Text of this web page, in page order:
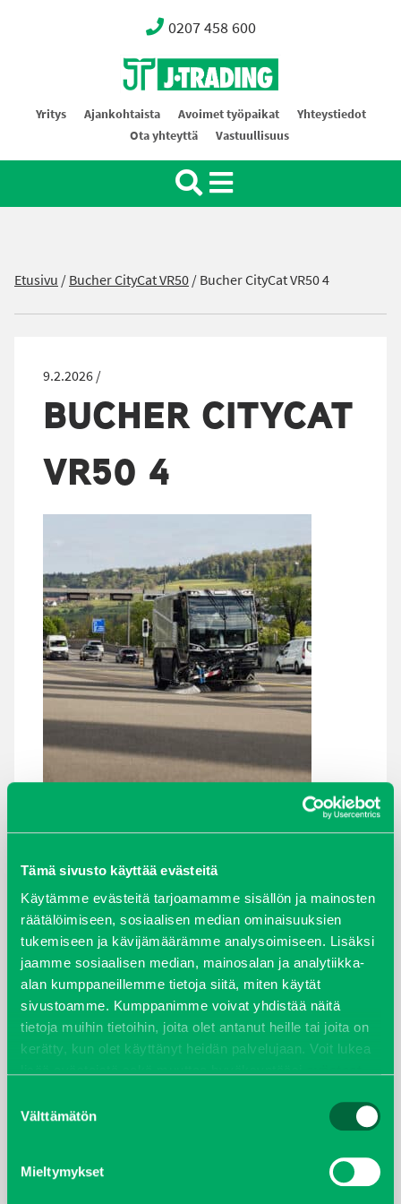
Tämä sivusto käyttää evästeitä
Käytämme evästeitä tarjoamamme sisällön ja mainosten
räätälöimiseen, sosiaalisen median ominaisuuksien
tukemiseen ja kävijämäärämme analysoimiseen. Lisäksi
jaamme sosiaalisen median, mainosalan ja analytiikka-
alan kumppaneillemme tietoja siitä, miten käytät
sivustoamme. Kumppanimme voivat yhdistää näitä
tietoja muihin tietoihin, joita olet antanut heille tai joita on
kerätty, kun olet käyttänyt heidän palvelujaan. Voit lukea
valinta
Välttämätön
Mieltymykset
0207 458 600
Oy J-Trading Ab
Yritys Ajankohtaista Avoimet työpaikat
Yhteystiedot
Ota yhteyttä
Vastuullisuus
Etusivu /Bucher CityCat VR50/Bucher CityCat VR50 4
9.2.2026 /
BUCHER CITYCAT
VR50 4
ARKISTOT
maaliskuu 2026
elokuu 2024
syyskuu 2023
joulukuu 2022
huhtikuu 2022
helmikuu 2022